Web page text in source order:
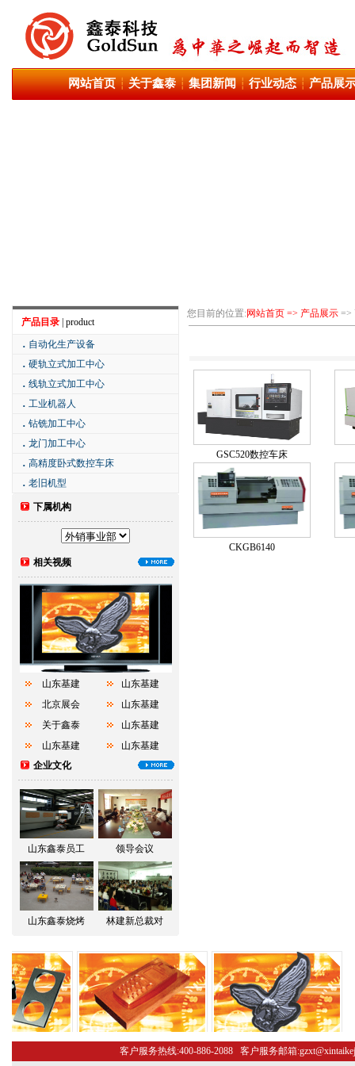
网站首页┆关于鑫泰┆集团新闻┆行业动态┆产品展
产品目录 | product
． 自动化生产设备
． 硬轨立式加工中心
． 线轨立式加工中心
． 工业机器人
． 钻铣加工中心
． 龙门加工中心
． 高精度卧式数控车床
． 老旧机型
下属机构
相关视频
山东基建
北京展会
关于鑫泰
山东基建
山东基建
山东基建
山东基建
山东基建
企业文化
山东鑫泰员工 领导会议
山东鑫泰烧烤 林建新总裁对
您目前的位置:网站首页 => 产品展示 =>
GSC520数控车床
CKGB6140
客户服务热线:400-886-2088 客户服务邮箱